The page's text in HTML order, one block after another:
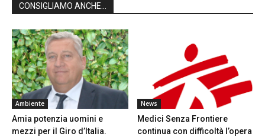
CONSIGLIAMO ANCHE...
Ambiente
Amia potenzia uomini e
mezzi per il Giro d’Italia.
News
Medici Senza Frontiere
continua con difficoltà l’opera